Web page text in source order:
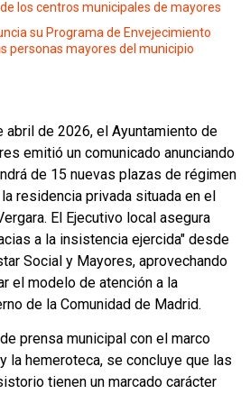
los centros municipales de mayores
su Programa de Envejecimiento
personas mayores del municipio
abril de 2026, el Ayuntamiento de
emitió un comunicado anunciando
de 15 nuevas plazas de régimen
residencia privada situada en el
El Ejecutivo local asegura
a la insistencia ejercida" desde
Social y Mayores, aprovechando
el modelo de atención a la
de la Comunidad de Madrid.
prensa municipal con el marco
la hemeroteca, se concluye que las
tienen un marcado carácter